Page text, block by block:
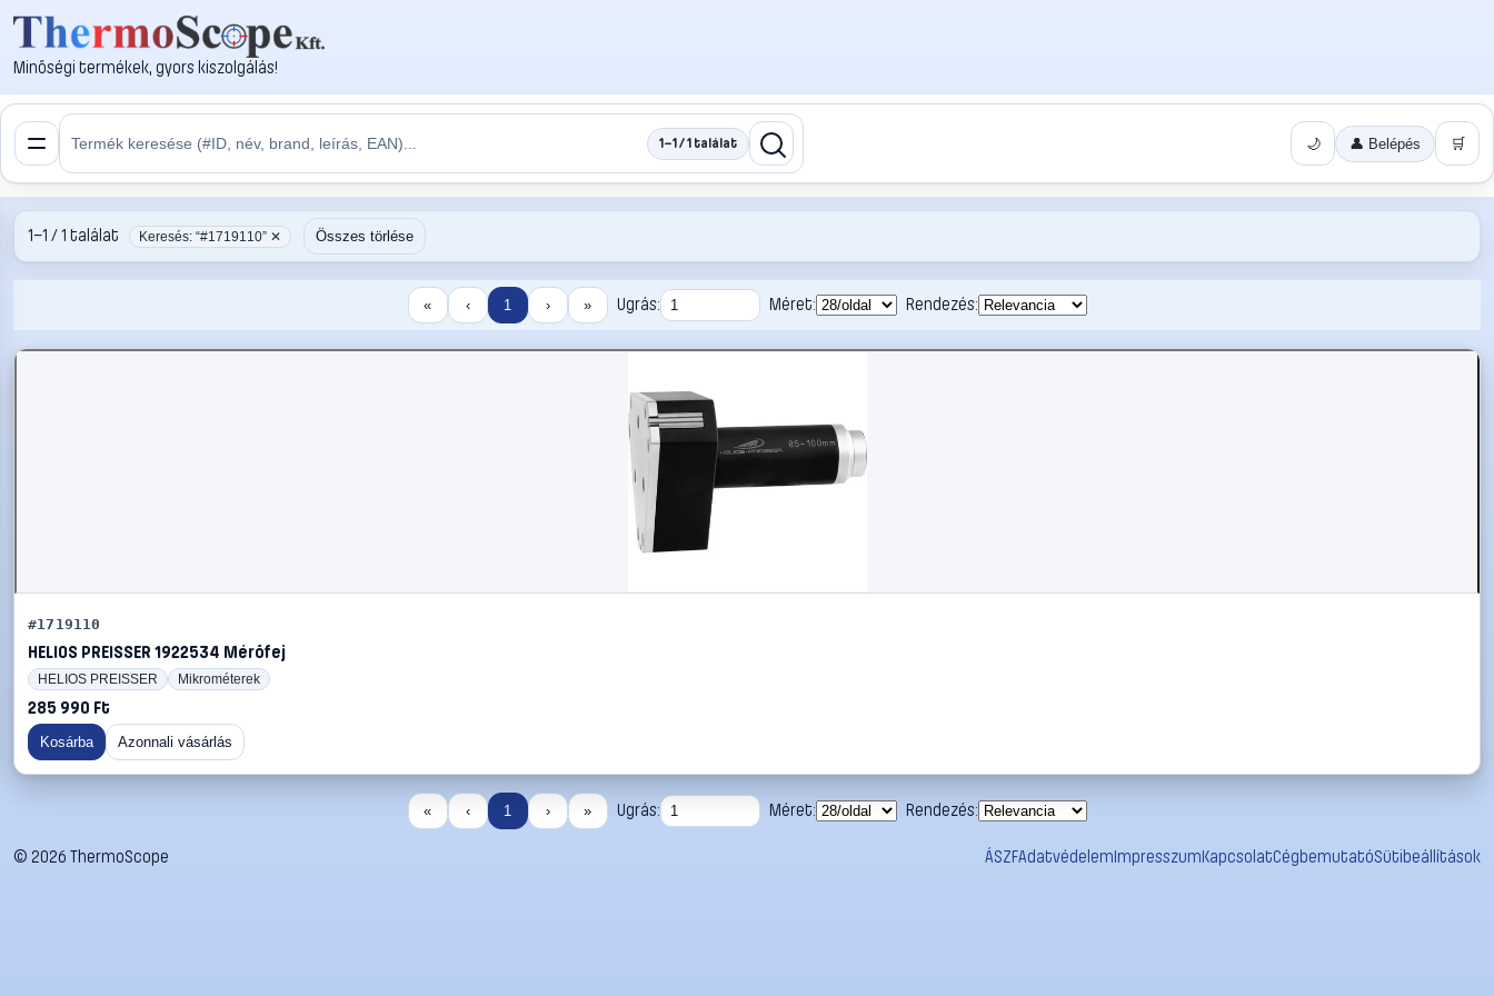
Minőségi termékek, gyors kiszolgálás!
1–1 / 1 találat 🌙 👤 Belépés 🛒
1–1 / 1 találat Keresés: “#1719110” ✕ Összes törlése
« ‹ 1 › » Ugrás: Méret: Rendezés:
#1719110
HELIOS PREISSER 1922534 Mérőfej
HELIOS PREISSER Mikrométerek
285 990 Ft
Kosárba Azonnali vásárlás
« ‹ 1 › » Ugrás: Méret: Rendezés:
© 2026 ThermoScope ÁSZFAdatvédelemImpresszumKapcsolatCégbemutatóSütibeállítások